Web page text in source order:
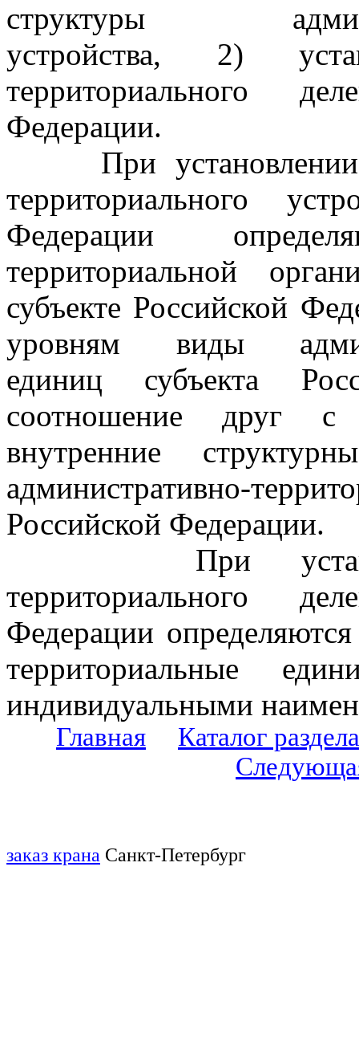
структуры
устройства, 2)
территориального
Федерации.
При установлении
территориального
Федерации
территориальной
субъекте Российской
уровням виды
единиц субъекта
соотношение друг с
внутренние
административно-
Российской Федерации.
При
территориального
Федерации
территориальные
индивидуальными
Главная
Каталог раздела
заказ крана Санкт-Петербург